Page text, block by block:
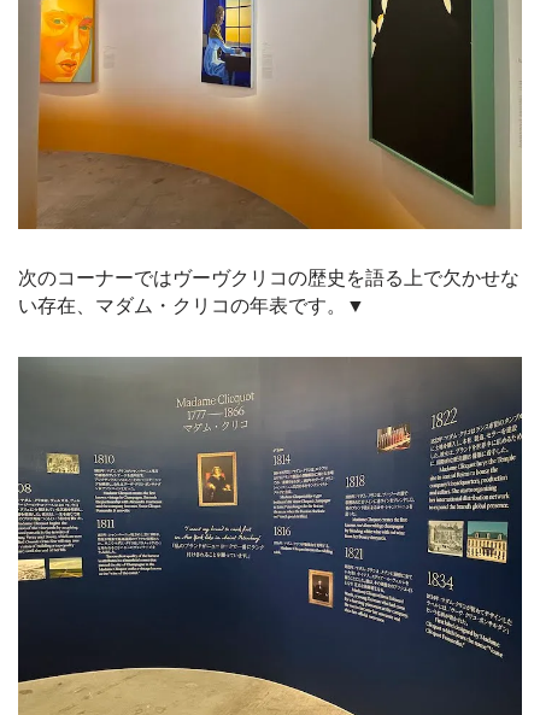
次のコーナーではヴーヴクリコの歴史を語る上で欠かせな
い存在、マダム・クリコの年表です。▼